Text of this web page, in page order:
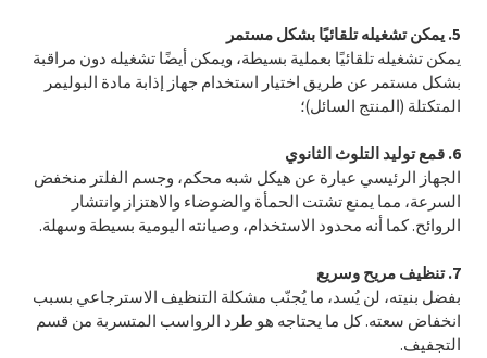
5. يمكن تشغيله تلقائيًا بشكل مستمر
يمكن تشغيله تلقائيًا بعملية بسيطة، ويمكن أيضًا تشغيله دون مراقبة
بشكل مستمر عن طريق اختيار استخدام جهاز إذابة مادة البوليمر
المتكتلة (المنتج السائل)؛
6. قمع توليد التلوث الثانوي
الجهاز الرئيسي عبارة عن هيكل شبه محكم، وجسم الفلتر منخفض
السرعة، مما يمنع تشتت الحمأة والضوضاء والاهتزاز وانتشار
الروائح. كما أنه محدود الاستخدام، وصيانته اليومية بسيطة وسهلة.
7. تنظيف مريح وسريع
بفضل بنيته، لن يُسد، ما يُجنّب مشكلة التنظيف الاسترجاعي بسبب
انخفاض سعته. كل ما يحتاجه هو طرد الرواسب المتسربة من قسم
التجفيف.